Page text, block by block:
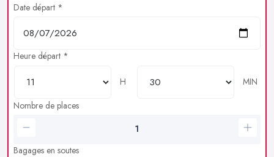
Date départ *
Heure départ *
H
MIN
Nombre de places
Bagages en soutes